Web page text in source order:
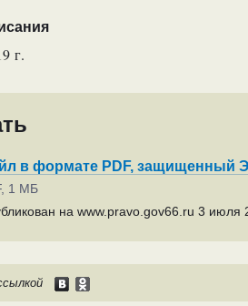
г.
в формате PDF, защищенный
1 МБ
на www.pravo.gov66.ru 3 июля